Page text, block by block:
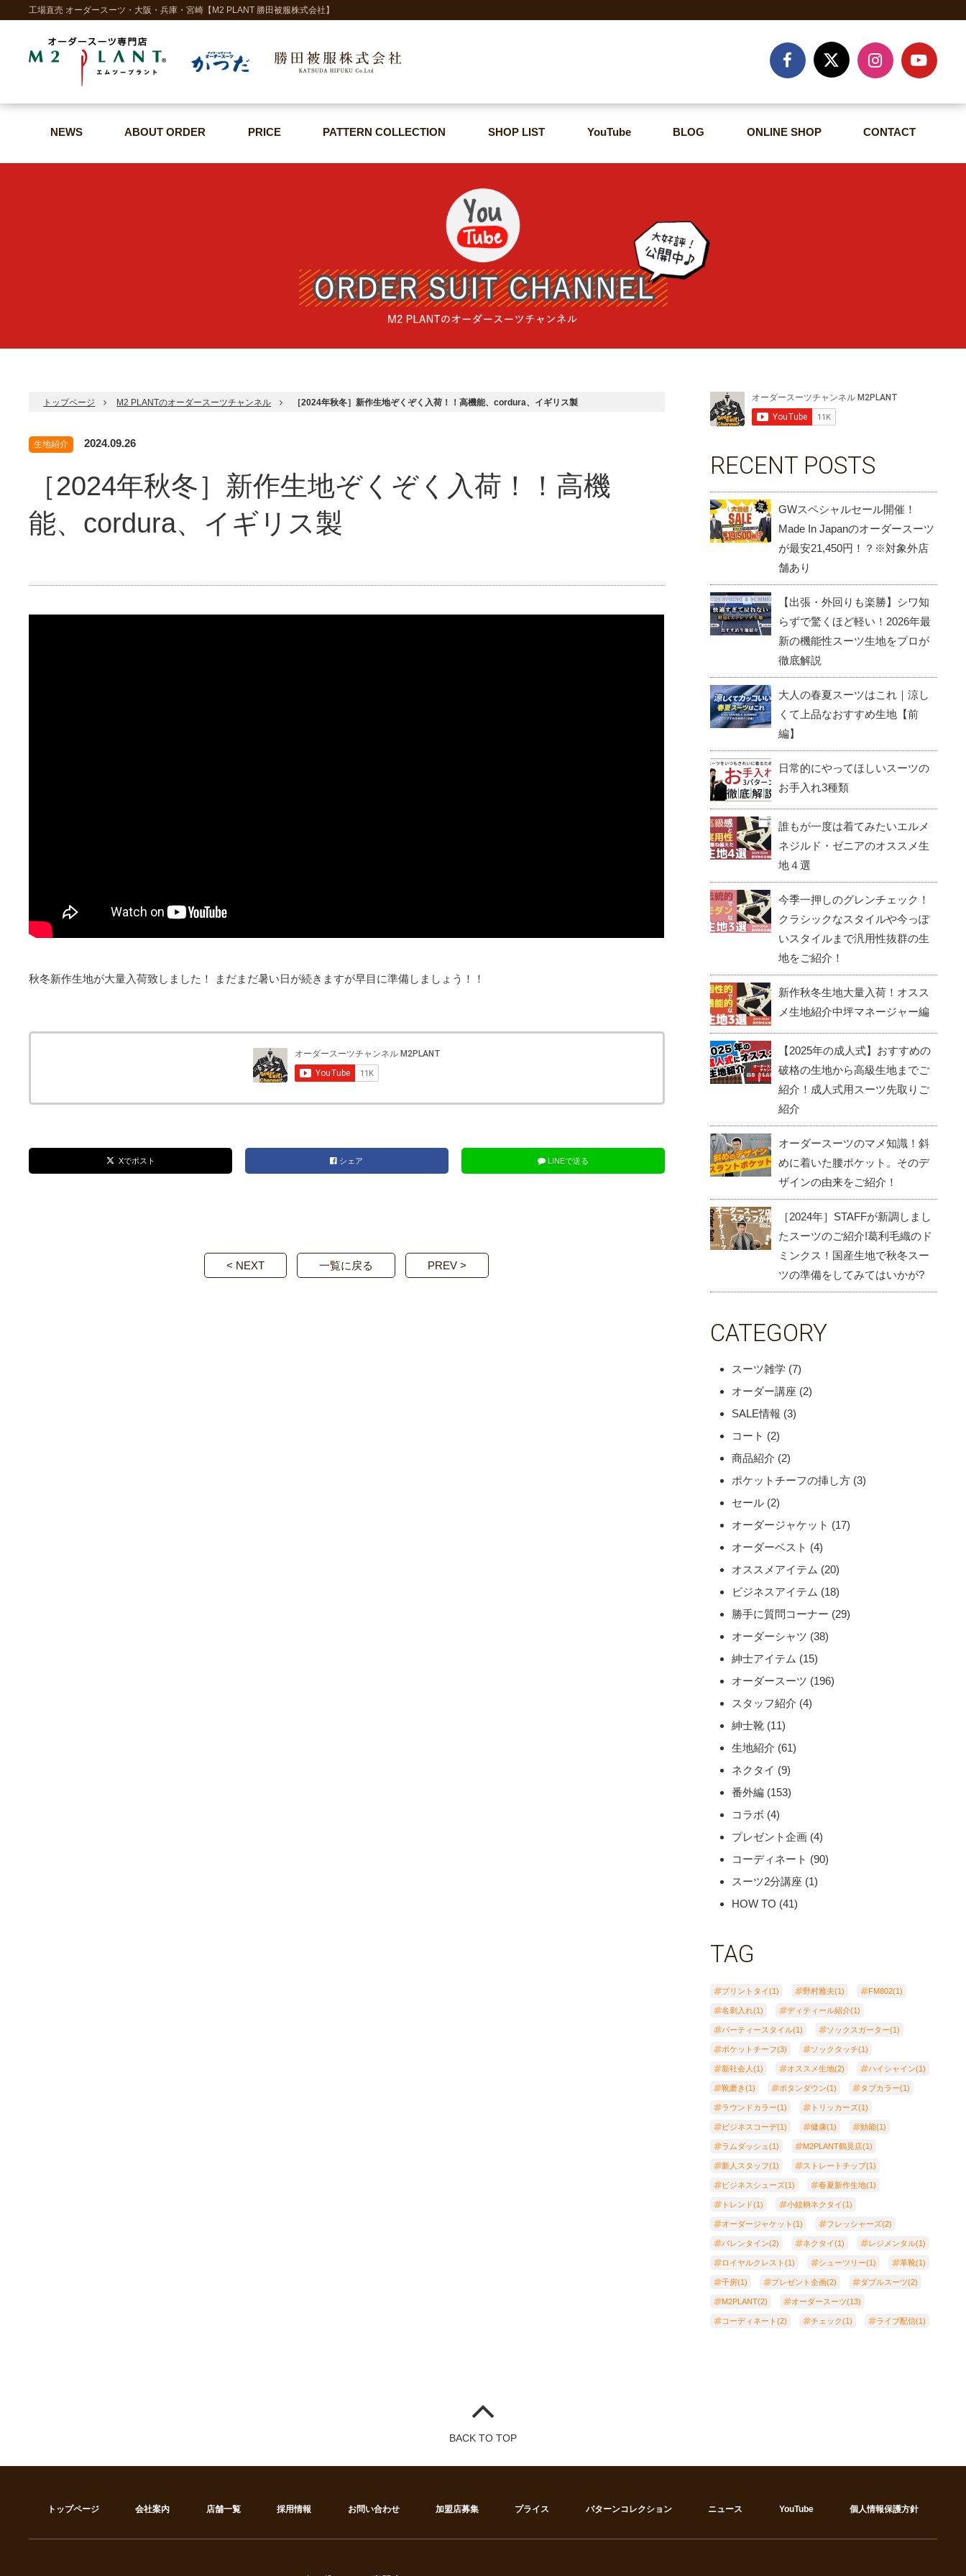
工場直売 オーダースーツ・大阪・兵庫・宮崎【M2 PLANT 勝田被服株式会社】
NEWS ABOUT ORDER ONLINE SHOP CONTACT
NEWS ABOUT ORDER PRICE PATTERN COLLECTION SHOP LIST YouTube BLOG ONLINE SHOP CONTACT
トップページ M2 PLANTのオーダースーツチャンネル ［2024年秋冬］新作生地ぞくぞく入荷！！高機能、cordura、イギリス製
生地紹介 2024.09.26
［2024年秋冬］新作生地ぞくぞく入荷！！高機
能、cordura、イギリス製
秋冬新作生地が大量入荷致しました！ まだまだ暑い日が続きますが早目に準備しましょう！！
Xでポスト シェア LINEで送る
< NEXT 一覧に戻る PREV >
RECENT POSTS
GWスペシャルセール開催！
Made In Japanのオーダースーツ
が最安21,450円！？※対象外店
舗あり
【出張・外回りも楽勝】シワ知
らずで驚くほど軽い！2026年最
新の機能性スーツ生地をプロが
徹底解説
大人の春夏スーツはこれ｜涼し
くて上品なおすすめ生地【前
編】
日常的にやってほしいスーツの
お手入れ3種類
誰もが一度は着てみたいエルメ
ネジルド・ゼニアのオススメ生
地４選
今季一押しのグレンチェック！
クラシックなスタイルや今っぽ
いスタイルまで汎用性抜群の生
地をご紹介！
新作秋冬生地大量入荷！オスス
メ生地紹介中坪マネージャー編
【2025年の成人式】おすすめの
破格の生地から高級生地までご
紹介！成人式用スーツ先取りご
紹介
オーダースーツのマメ知識！斜
めに着いた腰ポケット。そのデ
ザインの由来をご紹介！
［2024年］STAFFが新調しまし
たスーツのご紹介!葛利毛織のド
ミンクス！国産生地で秋冬スー
ツの準備をしてみてはいかが?
CATEGORY
スーツ雑学(7)
オーダー講座 (2)
SALE情報 (3)
コート (2)
商品紹介 (2)
ポケットチーフの挿し方(3)
セール(2)
オーダージャケット (17)
オーダーベスト (4)
オススメアイテム (20)
ビジネスアイテム (18)
勝手に質問コーナー (29)
オーダーシャツ (38)
紳士アイテム (15)
オーダースーツ (196)
スタッフ紹介 (4)
紳士靴(11)
生地紹介 (61)
ネクタイ (9)
番外編(153)
コラボ (4)
プレゼント企画(4)
コーディネート (90)
スーツ2分講座 (1)
HOW TO (41)
TAG
プリントタイ(1) 野村雅夫(1) FM802(1)
名刺入れ(1) ディティール紹介(1)
パーティースタイル(1) ソックスガーター(1)
ポケットチーフ(3) ソックタッチ(1)
新社会人(1) オススメ生地(2) ハイシャイン(1)
靴磨き(1) ボタンダウン(1) タブカラー(1)
ラウンドカラー(1) トリッカーズ(1)
ビジネスコーデ(1) 健康(1) 効能(1)
ラムダッシュ(1) M2PLANT鶴見店(1)
新人スタッフ(1) ストレートチップ(1)
ビジネスシューズ(1) 春夏新作生地(1)
トレンド(1) 小紋柄ネクタイ(1)
オーダージャケット(1) フレッシャーズ(2)
バレンタイン(2) ネクタイ(1) レジメンタル(1)
ロイヤルクレスト(1) シューツリー(1) 革靴(1)
千房(1) プレゼント企画(2) ダブルスーツ(2)
M2PLANT(2) オーダースーツ(13)
コーディネート(2) チェック(1) ライブ配信(1)
BACK TO TOP
トップページ 会社案内 店舗一覧 採用情報 お問い合わせ 加盟店募集 プライス パターンコレクション ニュース YouTube 個人情報保護方針